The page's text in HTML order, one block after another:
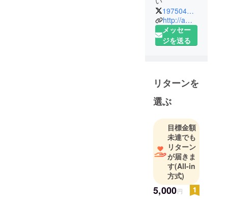
19750416omo
http://ameblo.jp/19750416omo/entry-12276795860.html
メッセー
ジを送る
リターンを
選ぶ
目標金額
未達でも
リターン
が届きま
す(All-in
方式)
5,000円